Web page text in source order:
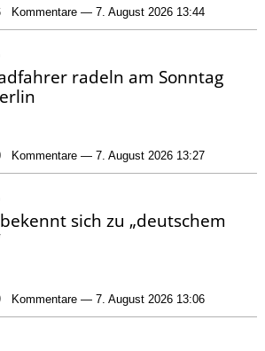
Kommentare — 7. August 2026 13:44
radeln am Sonntag
Kommentare — 7. August 2026 13:27
sich zu „deutschem
Kommentare — 7. August 2026 13:06